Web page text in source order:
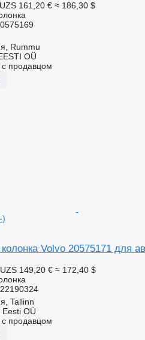
161,20 € ≈ 186,30 $
Rummu
OÜ
с продавцом
)
Volvo 20575171 для
149,20 € ≈ 172,40 $
Tallinn
OÜ
с продавцом